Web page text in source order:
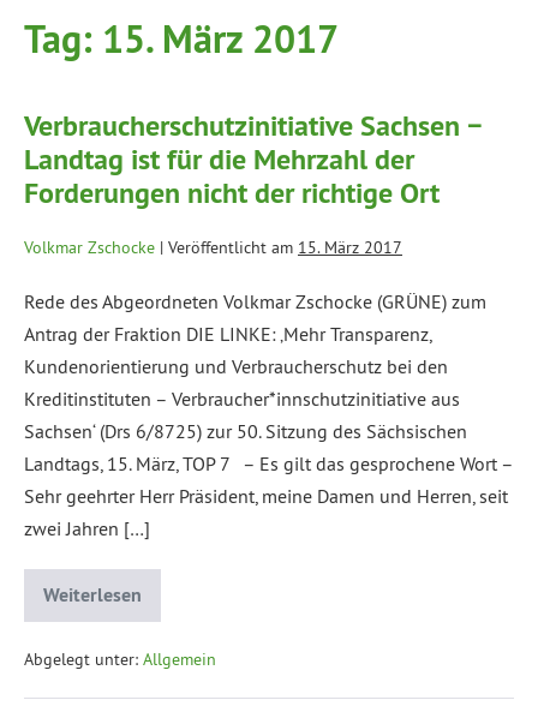
Tag: 15. März 2017
Verbraucherschutzinitiative Sachsen −
Landtag ist für die Mehrzahl der
Forderungen nicht der richtige Ort
Volkmar Zschocke | Veröffentlicht am 15. März 2017
Rede des Abgeordneten Volkmar Zschocke (GRÜNE) zum
Antrag der Fraktion DIE LINKE: ‚Mehr Transparenz,
Kundenorientierung und Verbraucherschutz bei den
Kreditinstituten – Verbraucher*innschutzinitiative aus
Sachsen‘ (Drs 6/8725) zur 50. Sitzung des Sächsischen
Landtags, 15. März, TOP 7 – Es gilt das gesprochene Wort –
Sehr geehrter Herr Präsident, meine Damen und Herren, seit
zwei Jahren […]
Weiterlesen
Abgelegt unter: Allgemein